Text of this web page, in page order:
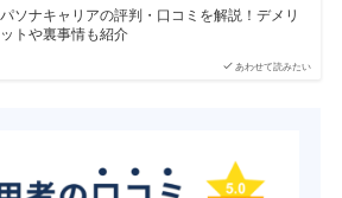
あわせて読みたい
パソナキャリアの評判・口コミを解説！デメリ
ットや裏事情も紹介